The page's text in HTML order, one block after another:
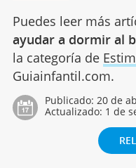
Puedes leer más
ayudar a dormir al
la categoría de
Guiainfantil.com.
Publicado: 20 de
Actualizado: 1 de